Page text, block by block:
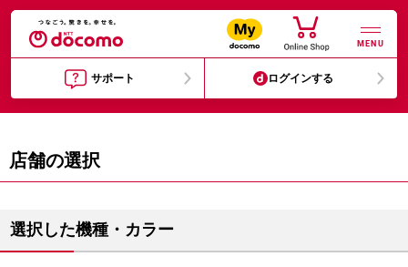
MENU
サポート ログインする
店舗の選択
選択した機種・カラー